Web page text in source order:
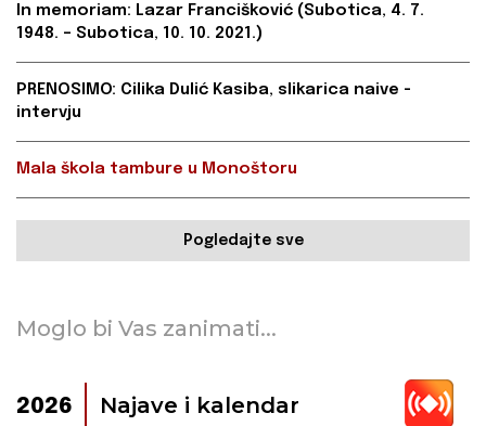
In memoriam: Lazar Francišković (Subotica, 4. 7.
1948. – Subotica, 10. 10. 2021.)
PRENOSIMO: Cilika Dulić Kasiba, slikarica naive -
intervju
Mala škola tambure u Monoštoru
Pogledajte sve
Moglo bi Vas zanimati...
2026 Najave i kalendar